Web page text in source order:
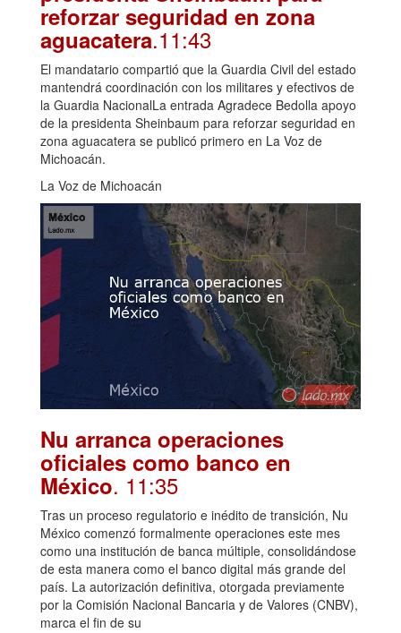
reforzar seguridad en zona
aguacatera.11:43
El mandatario compartió que la Guardia Civil del estado
mantendrá coordinación con los militares y efectivos de
la Guardia NacionalLa entrada Agradece Bedolla apoyo
de la presidenta Sheinbaum para reforzar seguridad en
zona aguacatera se publicó primero en La Voz de
Michoacán.
La Voz de Michoacán
Nu arranca operaciones
oficiales como banco en
México. 11:35
Tras un proceso regulatorio e inédito de transición, Nu
México comenzó formalmente operaciones este mes
como una institución de banca múltiple, consolidándose
de esta manera como el banco digital más grande del
país. La autorización definitiva, otorgada previamente
por la Comisión Nacional Bancaria y de Valores (CNBV),
marca el fin de su